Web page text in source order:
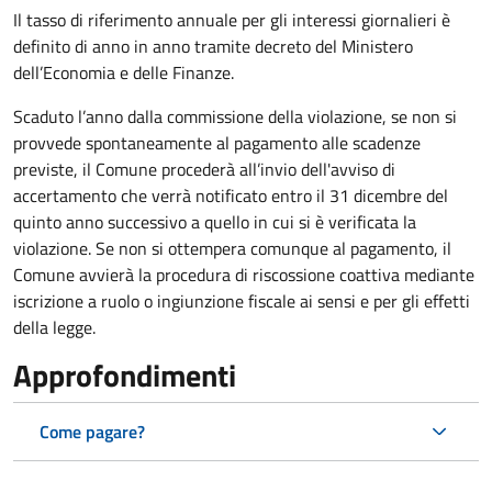
Il tasso di riferimento annuale per gli interessi giornalieri è
definito di anno in anno tramite decreto del Ministero
dell’Economia e delle Finanze.
Scaduto l’anno dalla commissione della violazione, se non si
provvede spontaneamente al pagamento alle scadenze
previste, il Comune procederà all’invio dell'avviso di
accertamento che verrà notificato entro il 31 dicembre del
quinto anno successivo a quello in cui si è verificata la
violazione. Se non si ottempera comunque al pagamento, il
Comune avvierà la procedura di riscossione coattiva mediante
iscrizione a ruolo o ingiunzione fiscale ai sensi e per gli effetti
della legge.
Approfondimenti
Come pagare?